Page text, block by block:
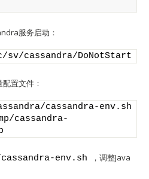
服务启动：
cassandra/DoNotStart
置文件：
cassandra-env.sh
cassandra-
env.sh
，调整Java